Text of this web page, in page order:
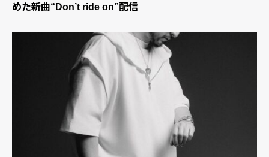
めた新曲“Don’t ride on”配信